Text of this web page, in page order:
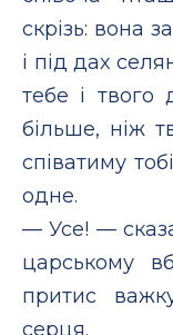
скрізь: вона
і під дах
тебе і
більше, ніж
співатиму
одне.
— Усе! —
царському
притис
серця.